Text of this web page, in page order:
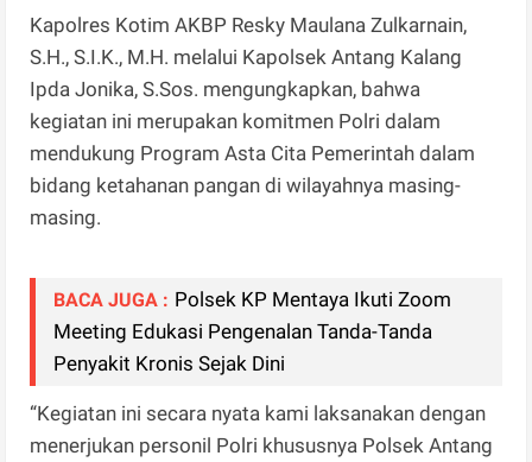
Kapolres Kotim AKBP Resky Maulana Zulkarnain,
S.H., S.I.K., M.H. melalui Kapolsek Antang Kalang
Ipda Jonika, S.Sos. mengungkapkan, bahwa
kegiatan ini merupakan komitmen Polri dalam
mendukung Program Asta Cita Pemerintah dalam
bidang ketahanan pangan di wilayahnya masing-
masing.
BACA JUGA : Polsek KP Mentaya Ikuti Zoom
Meeting Edukasi Pengenalan Tanda-Tanda
Penyakit Kronis Sejak Dini
“Kegiatan ini secara nyata kami laksanakan dengan
menerjukan personil Polri khususnya Polsek Antang